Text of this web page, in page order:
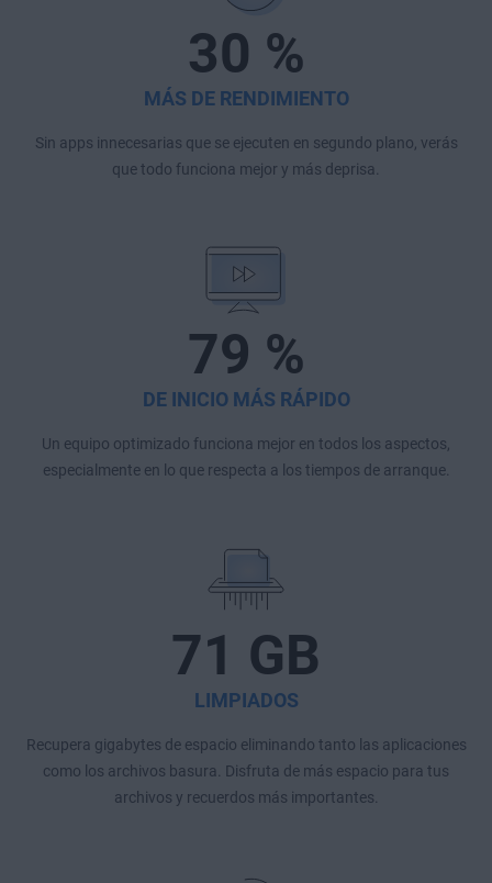
30 %
MÁS DE RENDIMIENTO
Sin apps innecesarias que se ejecuten en segundo plano, verás
que todo funciona mejor y más deprisa.
79 %
DE INICIO MÁS RÁPIDO
Un equipo optimizado funciona mejor en todos los aspectos,
especialmente en lo que respecta a los tiempos de arranque.
71 GB
LIMPIADOS
Recupera gigabytes de espacio eliminando tanto las aplicaciones
como los archivos basura. Disfruta de más espacio para tus
archivos y recuerdos más importantes.